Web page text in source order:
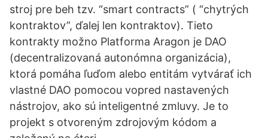
stroj pre beh tzv. “smart contracts” ( “chytrých
kontraktov”, ďalej len kontraktov). Tieto
kontrakty možno Platforma Aragon je DAO
(decentralizovaná autonómna organizácia),
ktorá pomáha ľuďom alebo entitám vytvárať ich
vlastné DAO pomocou vopred nastavených
nástrojov, ako sú inteligentné zmluvy. Je to
projekt s otvoreným zdrojovým kódom a